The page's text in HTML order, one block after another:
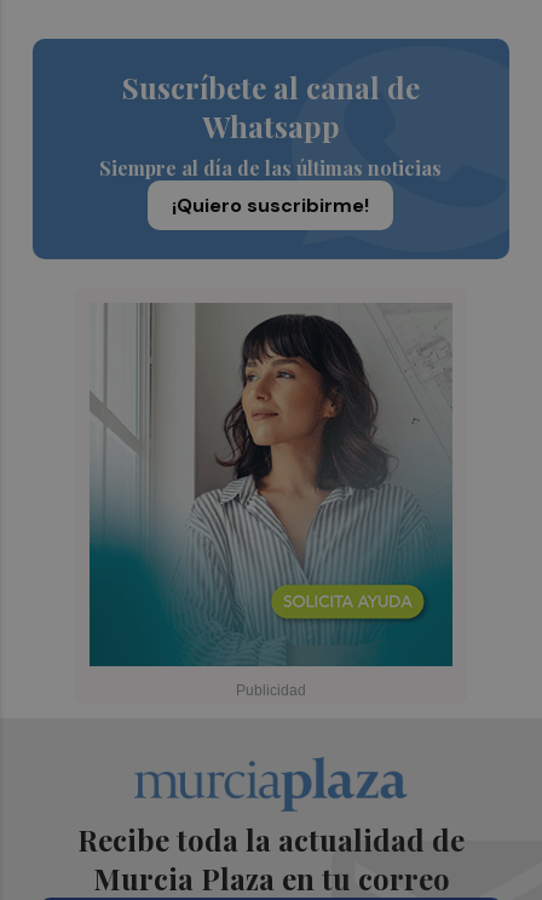
Suscríbete al canal de
Whatsapp
Siempre al día de las últimas noticias
¡Quiero suscribirme!
Recibe toda la actualidad de
Murcia Plaza en tu correo